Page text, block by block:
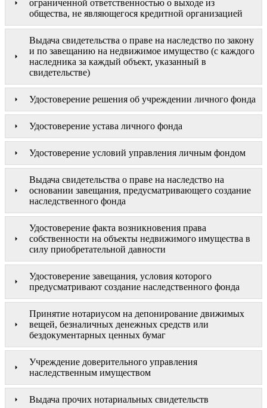
ограниченной ответственностью о выходе из
общества, не являющегося кредитной организацией
Выдача свидетельства о праве на наследство по закону
и по завещанию на недвижимое имущество (с каждого
наследника за каждый объект, указанный в
свидетельстве)
Удостоверение решения об учреждении личного фонда
Удостоверение устава личного фонда
Удостоверение условий управления личным фондом
Выдача свидетельства о праве на наследство на
основании завещания, предусматривающего создание
наследственного фонда
Удостоверение факта возникновения права
собственности на объекты недвижимого имущества в
силу приобретательной давности
Удостоверение завещания, условия которого
предусматривают создание наследственного фонда
Принятие нотариусом на депонирование движимых
вещей, безналичных денежных средств или
бездокументарных ценных бумаг
Учреждение доверительного управления
наследственным имуществом
Выдача прочих нотариальных свидетельств